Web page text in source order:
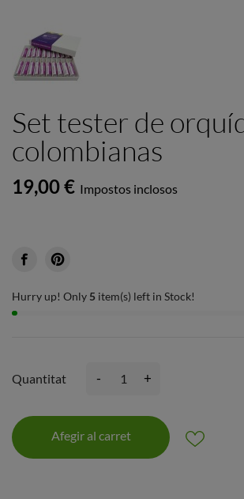
Set tester de
colombianas
19,00 € Impostos inclosos
Hurry up! Only 5 item(s) left in Stock!
Quantitat - +
Afegir al carret